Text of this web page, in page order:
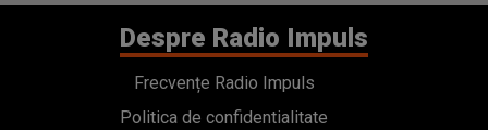
Despre Radio Impuls
Frecvențe Radio Impuls
Politica de confidentialitate